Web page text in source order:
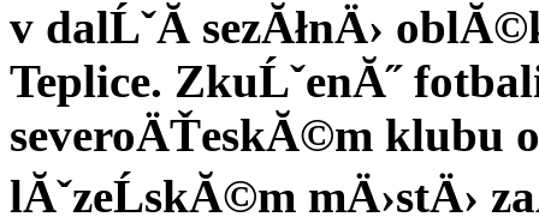
v dalĹˇĂ­ sezĂłnÄ›
Teplice. ZkuĹˇenĂ˝
severoÄŤeskĂ©m klubu
lĂˇzeĹskĂ©m mÄ›stÄ›